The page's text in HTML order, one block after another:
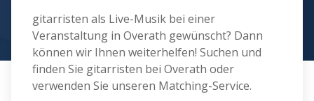
gitarristen als Live-Musik bei einer
Veranstaltung in Overath gewünscht? Dann
können wir Ihnen weiterhelfen! Suchen und
finden Sie gitarristen bei Overath oder
verwenden Sie unseren Matching-Service.